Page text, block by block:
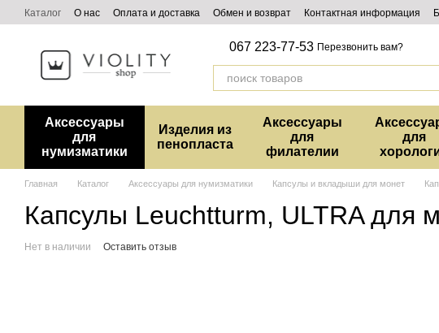
Перейти к основному контенту
Каталог О нас Оплата и доставка Обмен и возврат Контактная информация
067 223-77-53 Перезвонить вам?
Аксессуары
для
нумизматики
Изделия из
пенопласта
Аксессуары
для
филателии
для
Главная Каталог Аксессуары для нумизматики Капсулы и вкладыши для монет
Капсулы Leuchtturm, ULTRA для
Нет в наличии Оставить отзыв